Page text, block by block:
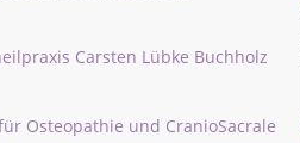
Carsten Lübke Buchholz
Osteopathie und CranioSacrale